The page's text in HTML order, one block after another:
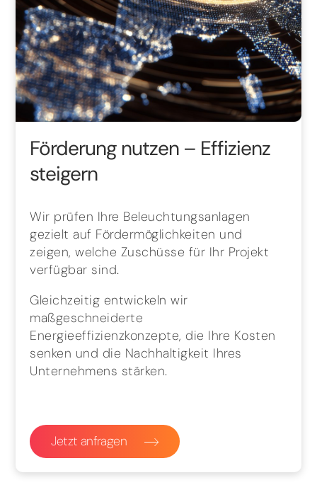
Förderung nutzen – Effizienz
steigern
Wir prüfen Ihre Beleuchtungsanlagen
gezielt auf Fördermöglichkeiten und
zeigen, welche Zuschüsse für Ihr Projekt
verfügbar sind.
Gleichzeitig entwickeln wir
maßgeschneiderte
Energieeffizienzkonzepte, die Ihre Kosten
senken und die Nachhaltigkeit Ihres
Unternehmens stärken.
Jetzt anfragen